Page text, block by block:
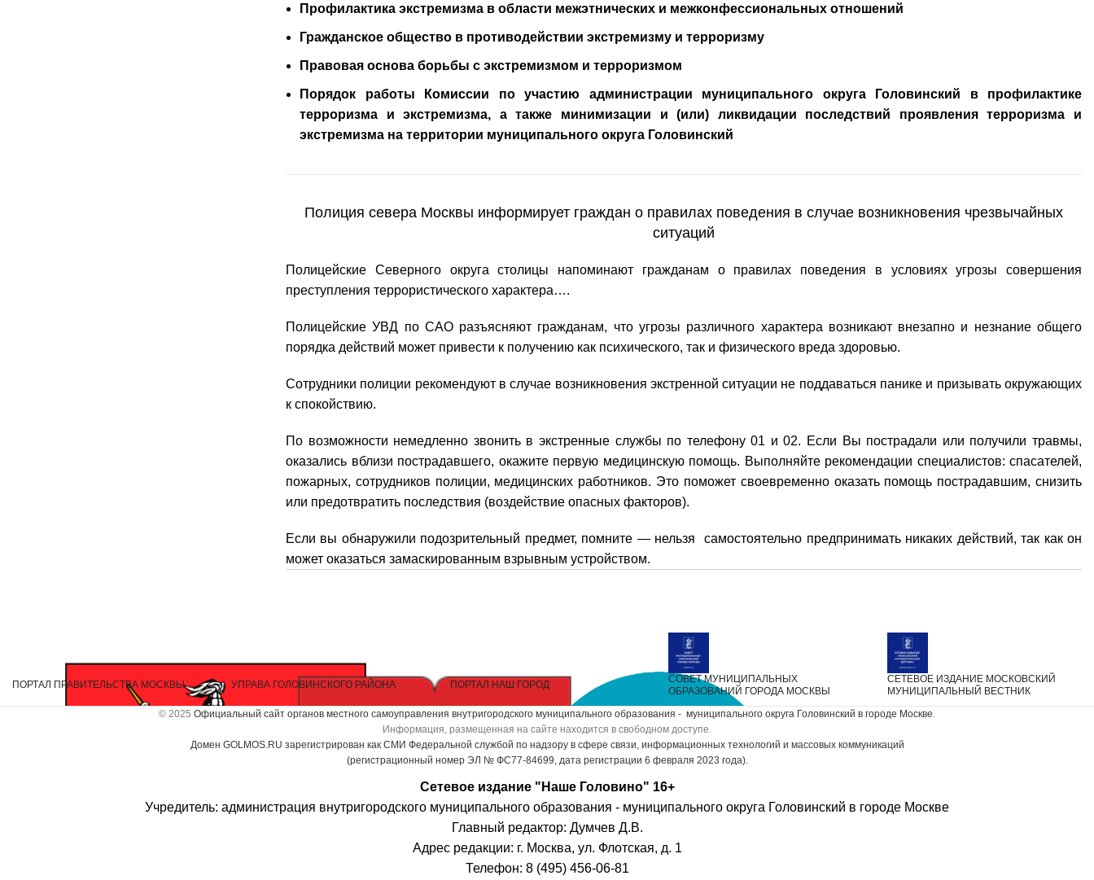
Профилактика экстремизма в области межэтнических и межконфессиональных отношений
Гражданское общество в противодействии экстремизму и терроризму
Правовая основа борьбы с экстремизмом и терроризмом
Порядок работы Комиссии по участию администрации муниципального округа Головинский в профилактике
терроризма и экстремизма, а также минимизации и (или) ликвидации последствий проявления терроризма и
экстремизма на территории муниципального округа Головинский
Полиция севера Москвы информирует граждан о правилах поведения в случае возникновения чрезвычайных
ситуаций
Полицейские Северного округа столицы напоминают гражданам о правилах поведения в условиях угрозы совершения
преступления террористического характера….
Полицейские УВД по САО разъясняют гражданам, что угрозы различного характера возникают внезапно и незнание общего
порядка действий может привести к получению как психического, так и физического вреда здоровью.
Сотрудники полиции рекомендуют в случае возникновения экстренной ситуации не поддаваться панике и призывать окружающих
к спокойствию.
По возможности немедленно звонить в экстренные службы по телефону 01 и 02. Если Вы пострадали или получили травмы,
оказались вблизи пострадавшего, окажите первую медицинскую помощь. Выполняйте рекомендации специалистов: спасателей,
пожарных, сотрудников полиции, медицинских работников. Это поможет своевременно оказать помощь пострадавшим, снизить
или предотвратить последствия (воздействие опасных факторов).
Если вы обнаружили подозрительный предмет, помните — нельзя самостоятельно предпринимать никаких действий, так как он
может оказаться замаскированным взрывным устройством.
ПОРТАЛ ПРАВИТЕЛЬСТВА МОСКВЫ УПРАВА ГОЛОВИНСКОГО РАЙОНА ПОРТАЛ НАШ ГОРОД
СОВЕТ МУНИЦИПАЛЬНЫХ
ОБРАЗОВАНИЙ ГОРОДА МОСКВЫ
СЕТЕВОЕ ИЗДАНИЕ МОСКОВСКИЙ
МУНИЦИПАЛЬНЫЙ ВЕСТНИК
© 2025 Официальный сайт органов местного самоуправления внутригородского муниципального образования - муниципального округа Головинский в городе Москве.
Информация, размещенная на сайте находится в свободном доступе.
Домен GOLMOS.RU зарегистрирован как СМИ Федеральной службой по надзору в сфере связи, информационных технологий и массовых коммуникаций
(регистрационный номер ЭЛ № ФС77-84699, дата регистрации 6 февраля 2023 года).
Сетевое издание "Наше Головино" 16+
Учредитель: администрация внутригородского муниципального образования - муниципального округа Головинский в городе Москве
Главный редактор: Думчев Д.В.
Адрес редакции: г. Москва, ул. Флотская, д. 1
Телефон: 8 (495) 456-06-81